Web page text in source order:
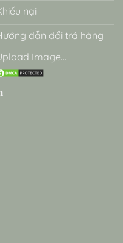
nại
dẫn đổi trả hàng
Image...